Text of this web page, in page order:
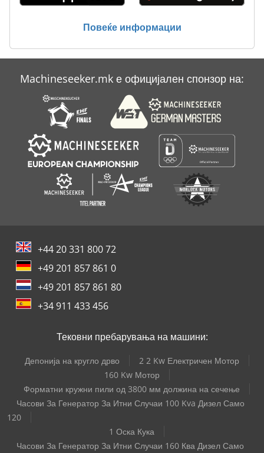
Повеќе информации
Machineseeker.mk е официјален спонзор на:
+44 20 331 800 72
+49 201 857 861 0
+49 201 857 861 80
+34 911 433 456
Тековни пребарувања на машини:
Депонија на кругло дрво
2 2 Kw Електричен Мотор
160 Kw Мотор
Форматни кружни пили од 3800 мм должина на сечење
Часови За Генератор За Итни Случаи 100 Kva Дизел Само
120
1 Оска Кука
Часови За Генератор За Итни Случаи 160 Ква Дизел Само